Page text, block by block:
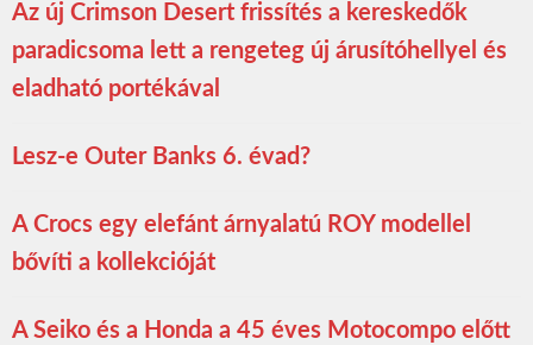
Az új Crimson Desert frissítés a kereskedők
paradicsoma lett a rengeteg új árusítóhellyel és
eladható portékával
Lesz-e Outer Banks 6. évad?
A Crocs egy elefánt árnyalatú ROY modellel
bővíti a kollekcióját
A Seiko és a Honda a 45 éves Motocompo előtt